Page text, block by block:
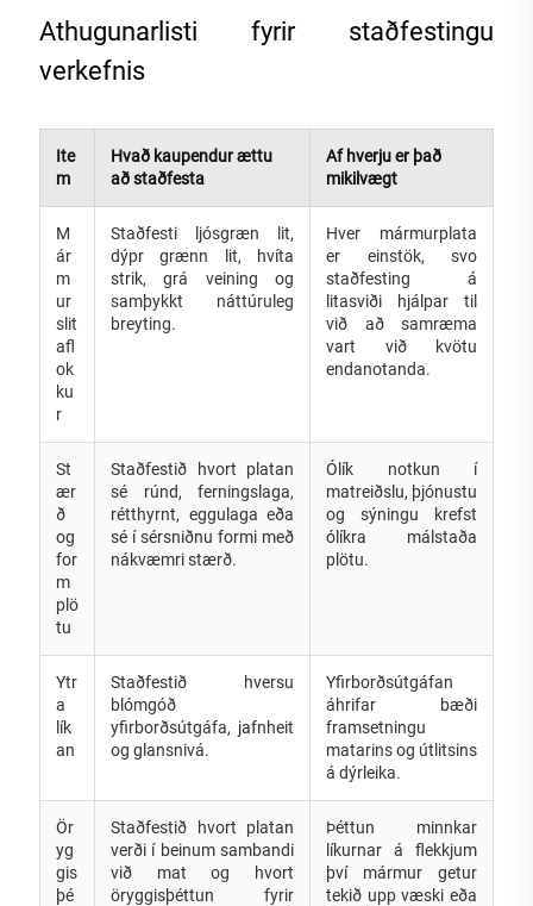
Athugunarlisti fyrir staðfestingu
verkefnis
Ite
m
Hvað kaupendur ættu
að staðfesta
Af hverju er það
mikilvægt
M
ár
m
ur
slit
afl
ok
ku
r
Staðfesti ljósgræn lit,
dýpr grænn lit, hvíta
strik, grá veining og
samþykkt náttúruleg
breyting.
Hver mármurplata
er einstök, svo
staðfesting á
litasviði hjálpar til
við að samræma
vart við kvötu
endanotanda.
St
ær
ð
og
for
m
plö
tu
Staðfestið hvort platan
sé rúnd, ferningslaga,
rétthyrnt, eggulaga eða
sé í sérsniðnu formi með
nákvæmri stærð.
Ólík notkun í
matreiðslu, þjónustu
og sýningu krefst
ólíkra málstaða
plötu.
Ytr
a
lík
an
Staðfestið hversu
blómgóð
yfirborðsútgáfa, jafnheit
og glansnivá.
Yfirborðsútgáfan
áhrifar bæði
framsetningu
matarins og útlitsins
á dýrleika.
Ör
yg
gis
þé
Staðfestið hvort platan
verði í beinum sambandi
við mat og hvort
öryggisþéttun fyrir
Þéttun minnkar
líkurnar á flekkjum
því mármur getur
tekið upp væski eða